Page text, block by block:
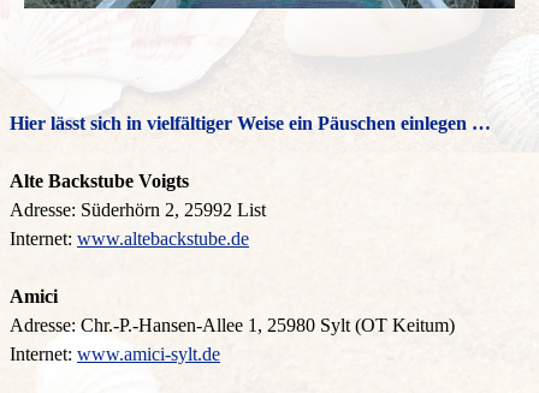
Hier lässt sich in vielfältiger Weise ein Päuschen einlegen …
Alte Backstube Voigts
Adresse: Süderhörn 2, 25992 List
Internet: www.altebackstube.de
Amici
Adresse: Chr.-P.-Hansen-Allee 1, 25980 Sylt (OT Keitum)
Internet: www.amici-sylt.de